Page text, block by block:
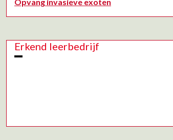
Erkend leerbedrijf